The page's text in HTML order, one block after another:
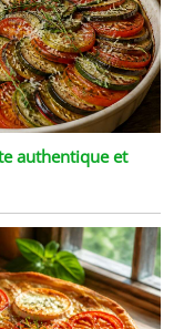
authentique et